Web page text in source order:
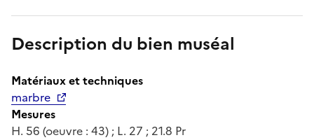
Description du bien muséal
Matériaux et techniques
marbre
Mesures
H. 56 (oeuvre : 43) ; L. 27 ; 21.8 Pr